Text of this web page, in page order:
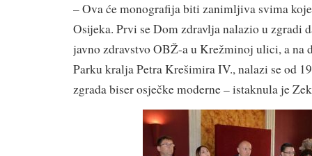
– Ova će monografija biti zanimljiva svima
Osijeka. Prvi se Dom zdravlja nalazio u zgradi
javno zdravstvo OBŽ-a u Krežminoj ulici, a na
Parku kralja Petra Krešimira IV., nalazi se od
zgrada biser osječke moderne – istaknula je